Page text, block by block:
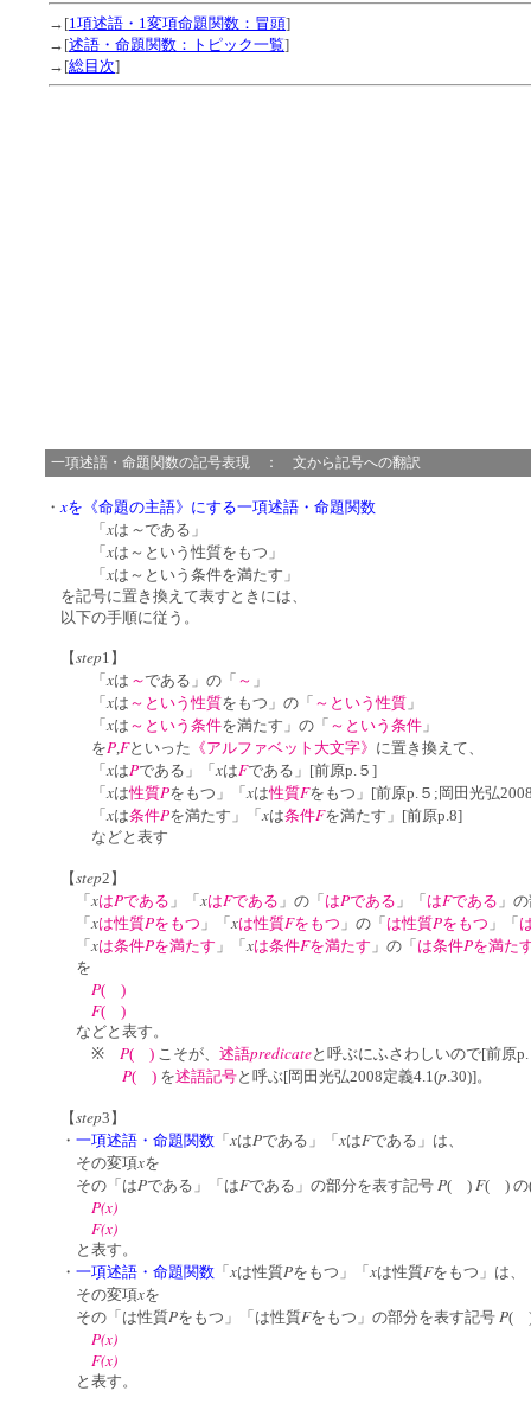
→[1項述語・1変項命題関数：冒頭]
→[述語・命題関数：トピック一覧]
→[総目次]
一項述語・命題関数の記号表現 ： 文から記号への翻訳
・ xを《命題の主語》にする一項述語・命題関数
「xは ～である」
「xは～という性質をもつ」
「xは～という条件を満たす」
を記号に置き換えて表すときには、
以下の手順に従う。
【step1】
「xは ～である」の「 ～ 」
「xは ～という性質をもつ」の「 ～という性質 」
「xは ～という条件を満たす」の「 ～という条件 」
をP,Fといった 《アルファベット大文字》 に置き換えて、
「xはPである」「xはFである」[前原p.５]
「xは性質Pをもつ」「xは性質Fをもつ」[前原p.５;岡田光弘
「xは条件Pを満たす」「xは条件Fを満たす」[前原p.8]
などと表す
【step2】
「xはPである 」「xはFである 」の「 はPである 」「 はFである 」
「xは性質Pをもつ 」「xは性質Fをもつ 」の「 は性質Pをもつ 」「
「xは条件Pを満たす 」「xは条件Fを満たす 」の「 は条件Pを満た
を
P( )
F( )
などと表す。
※ P( ) こそが、 述語predicateと呼ぶにふさわしいので[前原
P( ) を述語記号と呼ぶ[岡田光弘2008定義4.1(p.30)]。
【step3】
・ 一項述語・命題関数 「xはPである」「xはFである」は、
その変項xを
その「はPである」「はFである」の部分を表す記号 P( ) F( )
P(x)
F(x)
と表す。
・ 一項述語・命題関数 「xは性質Pをもつ」「xは性質Fをもつ」は、
その変項xを
その「は性質Pをもつ」「は性質Fをもつ」の部分を表す記号 P(
P(x)
F(x)
と表す。